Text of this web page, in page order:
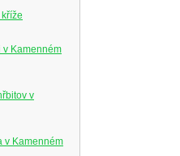
v Kamenném
v
v Kamenném